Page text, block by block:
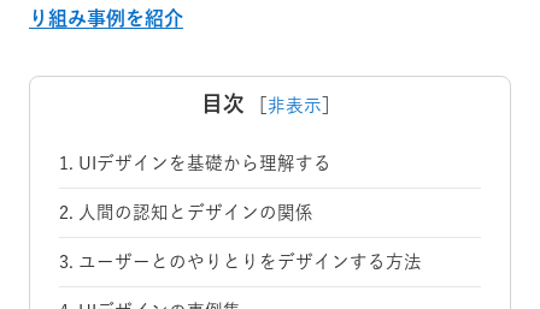
り組み事例を紹介
目次 非表示
1. UIデザインを基礎から理解する
2. 人間の認知とデザインの関係
3. ユーザーとのやりとりをデザインする方法